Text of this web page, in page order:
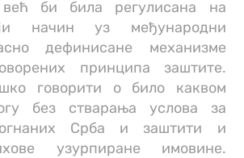
већ би била регулисана на
начин уз међународни
дефинисане механизме
принципа заштите.
говорити о било каквом
без стварања услова за
Срба и заштити и
узурпиране имовине.